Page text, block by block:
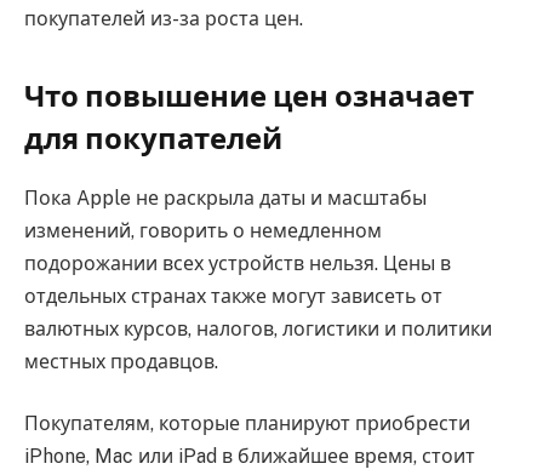
покупателей из-за роста цен.
Что повышение цен означает
для покупателей
Пока Apple не раскрыла даты и масштабы
изменений, говорить о немедленном
подорожании всех устройств нельзя. Цены в
отдельных странах также могут зависеть от
валютных курсов, налогов, логистики и политики
местных продавцов.
Покупателям, которые планируют приобрести
iPhone, Mac или iPad в ближайшее время, стоит